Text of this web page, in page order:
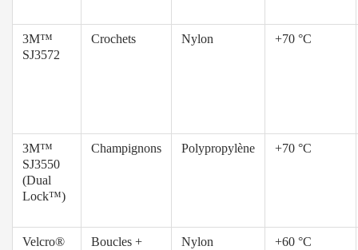
3M™
SJ3572
Crochets Nylon +70 °C
3M™
SJ3550
(Dual
Lock™)
Champignons Polypropylène +70 °C
Velcro®
Boucles +
Nylon +60 °C